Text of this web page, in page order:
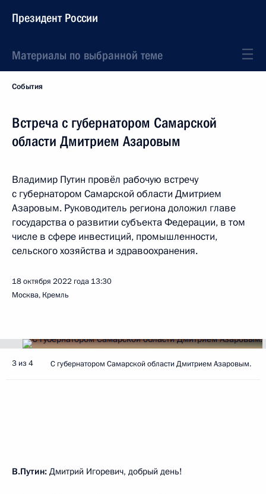
Президент России
Материалы по выбранной теме
События
Встреча с губернатором Самарской
области Дмитрием Азаровым
Владимир Путин провёл рабочую встречу
с губернатором Самарской области Дмитрием
Азаровым. Руководитель региона доложил главе
государства о развитии субъекта Федерации, в том
числе в сфере инвестиций, промышленности,
сельского хозяйства и здравоохранения.
18 октября 2022 года 13:30
Москва, Кремль
3 из 4 С губернатором Самарской области Дмитрием Азаровым.
В.Путин: Дмитрий Игоревич, добрый день!